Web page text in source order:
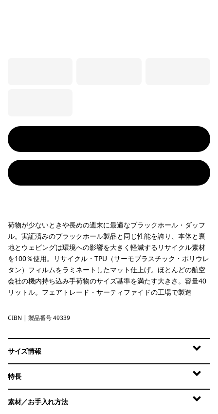
荷物が少ないときや長めの週末に最適なブラックホール・ダッフ
ル。実証済みのブラックホール製品と同じ性能を誇り、本体と裏
地とウェビングは環境への影響を大きく軽減するリサイクル素材
を100％使用。リサイクル・TPU（サーモプラスチック・ポリウレ
タン）フィルムをラミネートしたマット仕上げ。ほとんどの航空
会社の機内持ち込み手荷物のサイズ基準を満たす大きさ。容量40
リットル。フェアトレード・サーティファイドの工場で製造
Cinnamon Brown
CIBN | 製品番号 49339
サイズ情報
特長
素材／お手入れ方法